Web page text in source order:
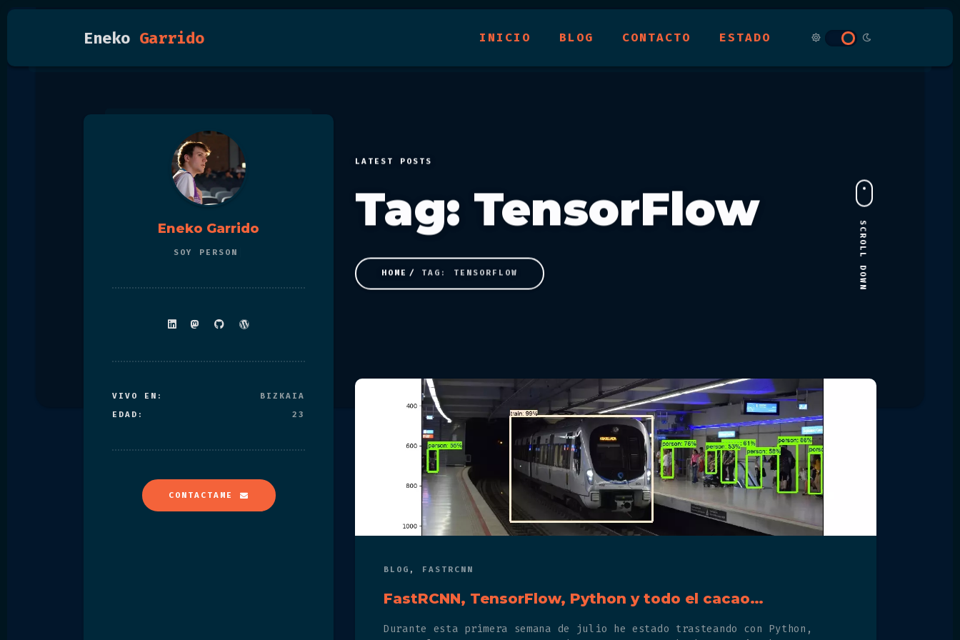
Eneko Garrido INICIO BLOG CONTACTO ESTADO
LATEST POSTS
Tag: TensorFlow
HOME TAG: TENSORFLOW SCROLL DOWN
Eneko Garrido
SOYPER
VIVO EN:
BIZKAIA
EDAD:
23
CONTACTAME
BLOG , FASTRCNN
FastRCNN, TensorFlow, Python y todo el cacao…
Durante esta primera semana de julio he estado trasteando con Python,